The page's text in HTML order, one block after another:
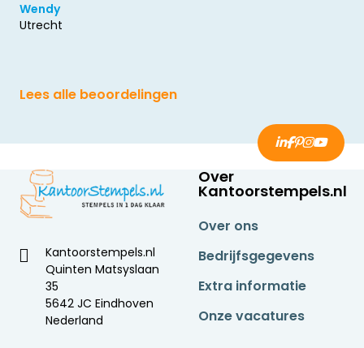
Wendy
Utrecht
Lees alle beoordelingen
Kantoorstempels.nl
Quinten Matsyslaan
35
5642 JC Eindhoven
Nederland
Over
Kantoorstempels.nl
Over ons
Bedrijfsgegevens
Extra informatie
Onze vacatures